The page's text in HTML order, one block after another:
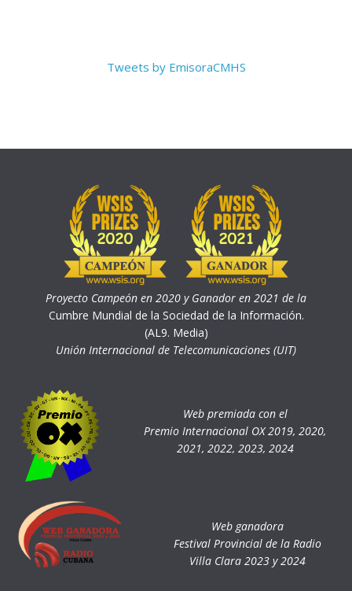
Tweets by EmisoraCMHS
Proyecto Campeón en 2020 y Ganador en 2021 de la
Cumbre Mundial de la Sociedad de la Información.
(AL9. Media)
Unión Internacional de Telecomunicaciones (UIT)
Web premiada con el
Premio Internacional OX 2019, 2020,
2021, 2022, 2023, 2024
Web ganadora
Festival Provincial de la Radio
Villa Clara 2023 y 2024